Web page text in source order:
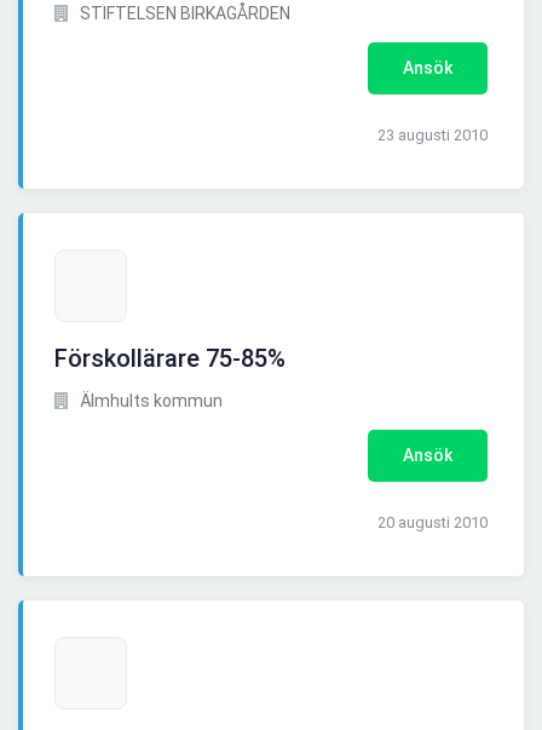
STIFTELSEN BIRKAGÅRDEN
Ansök
23 augusti 2010
Förskollärare 75-85%
Älmhults kommun
Ansök
20 augusti 2010